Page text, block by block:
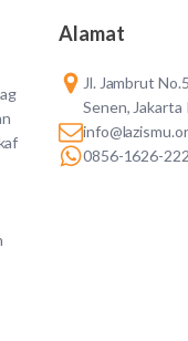
Alamat
Jl. Jambrut
Senen,
0856-1626-222